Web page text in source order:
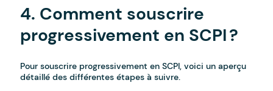
4. Comment souscrire
progressivement en SCPI ?
Pour souscrire progressivement en SCPI, voici un aperçu
détaillé des différentes étapes à suivre.